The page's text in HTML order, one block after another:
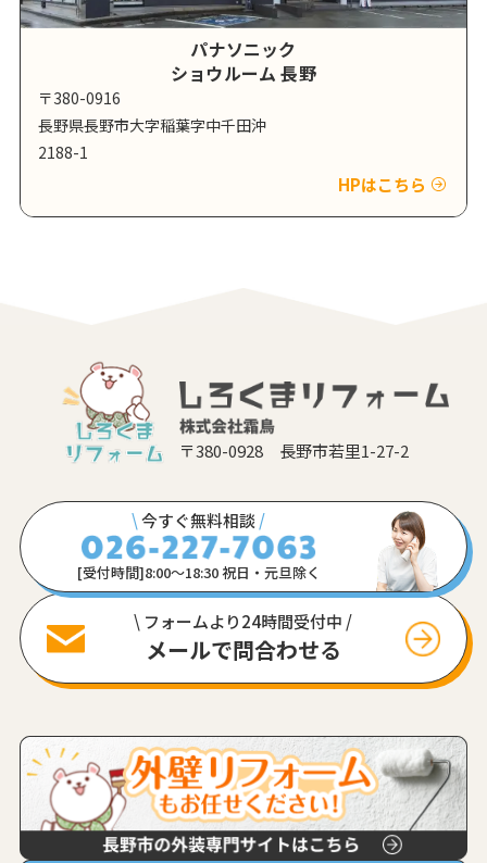
パナソニック
ショウルーム 長野
〒380-0916
長野県長野市大字稲葉字中千田沖
2188-1
HPはこちら
〒380-0928 長野市若里1-27-2
\今すぐ無料相談 /
[受付時間]8:00〜18:30 祝日・元旦除く
\ フォームより24時間受付中 /
メールで問合わせる